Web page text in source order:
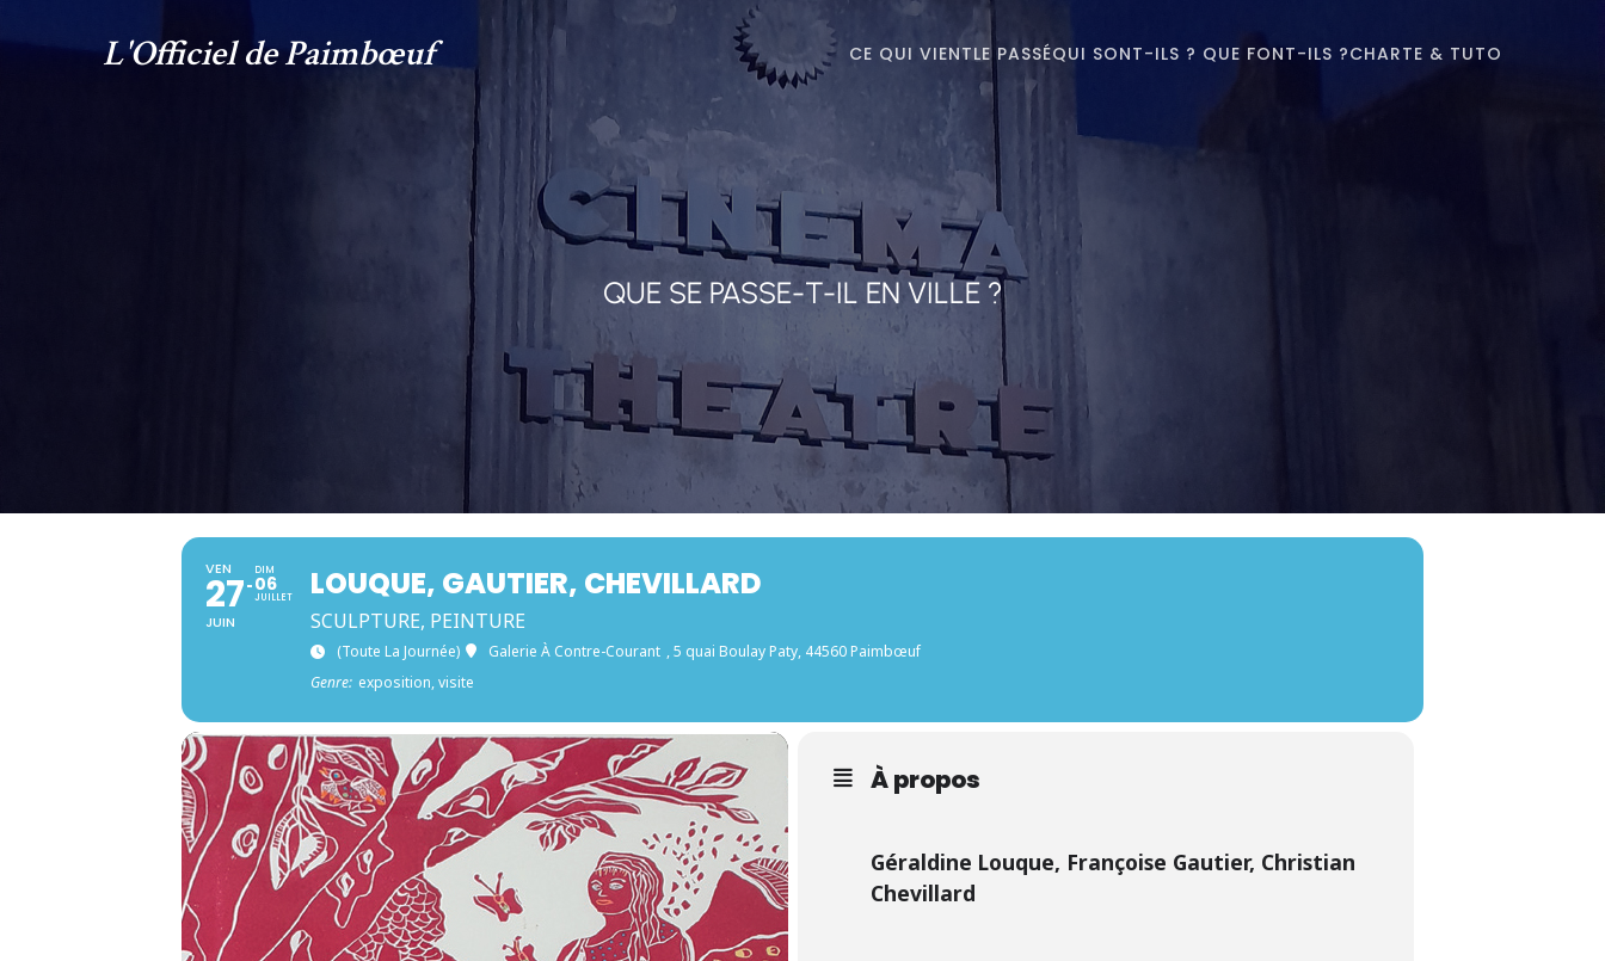
L'Officiel de Paimbœuf CE QUI VIENTLE PASSÉQUI SONT-ILS ? QUE FONT-ILS ?CHARTE & TUTO
QUE SE PASSE-T-IL EN VILLE ?
VEN
27
JUIN
DIM
06
JUILLET LOUQUE, GAUTIER, CHEVILLARD
SCULPTURE, PEINTURE
(toute La Journée) Galerie À Contre-Courant , 5 quai Boulay Paty, 44560 Paimbœuf
Genre: exposition, visite
À propos
Géraldine Louque, Françoise Gautier, Christian
Chevillard